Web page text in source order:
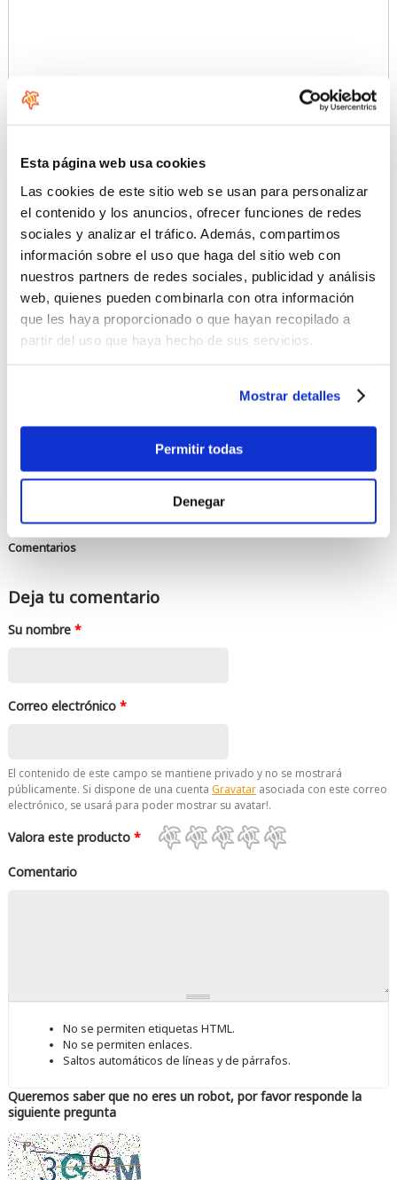
Esta página web usa cookies
Las cookies de este sitio web se usan para personalizar
el contenido y los anuncios, ofrecer funciones de redes
sociales y analizar el tráfico. Además, compartimos
información sobre el uso que haga del sitio web con
nuestros partners de redes sociales, publicidad y análisis
web, quienes pueden combinarla con otra información
que les haya proporcionado o que hayan recopilado a
partir del uso que haya hecho de sus servicios.
Mostrar detalles
Permitir todas
Denegar
Más imágenes
Comentarios
Deja tu comentario
Su nombre *
Correo electrónico *
El contenido de este campo se mantiene privado y no se mostrará
públicamente. Si dispone de una cuenta Gravatarasociada con este correo
electrónico, se usará para poder mostrar su avatar!.
Valora este producto *
Comentario
No se permiten etiquetas HTML.
No se permiten enlaces.
Saltos automáticos de líneas y de párrafos.
Queremos saber que no eres un robot, por favor responde la
siguiente pregunta